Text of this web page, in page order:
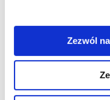
Zezwól
Sukces